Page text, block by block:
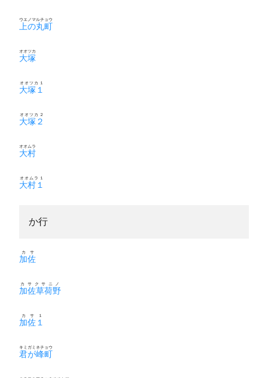
上の丸町
ウエノマルチョウ
大塚
オオツカ
大塚１
オオツカ１
大塚２
オオツカ２
大村
オオムラ
大村１
オオムラ１
か行
加佐
カサ
加佐草荷野
カサクサニノ
加佐１
カサ１
君が峰町
キミガミネチョウ